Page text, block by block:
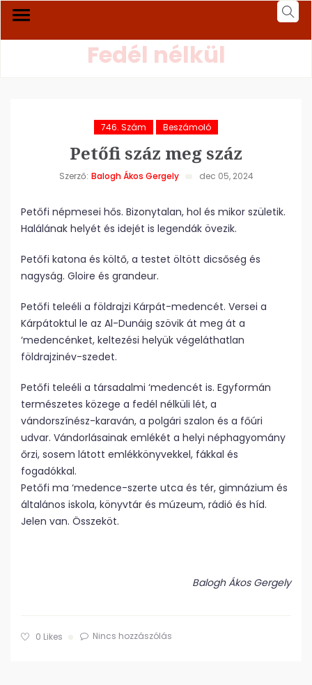
Fedél nélkül
746. Szám Beszámoló
Petőfi száz meg száz
Szerző: Balogh Ákos Gergely dec 05, 2024
Petőfi népmesei hős. Bizonytalan, hol és mikor születik.
Halálának helyét és idejét is legendák övezik.
Petőfi katona és költő, a testet öltött dicsőség és
nagyság. Gloire és grandeur.
Petőfi teleéli a földrajzi Kárpát-medencét. Versei a
Kárpátoktul le az Al-Dunáig szövik át meg át a
‘medencénket, keltezési helyük végeláthatlan
földrajzinév-szedet.
Petőfi teleéli a társadalmi ‘medencét is. Egyformán
természetes közege a fedél nélküli lét, a
vándorszínész-karaván, a polgári szalon és a főúri
udvar. Vándorlásainak emlékét a helyi néphagyomány
őrzi, sosem látott emlékkönyvekkel, fákkal és
fogadókkal.
Petőfi ma ‘medence-szerte utca és tér, gimnázium és
általános iskola, könyvtár és múzeum, rádió és híd.
Jelen van. Összeköt.
Balogh Ákos Gergely
0 Likes Nincs hozzászólás